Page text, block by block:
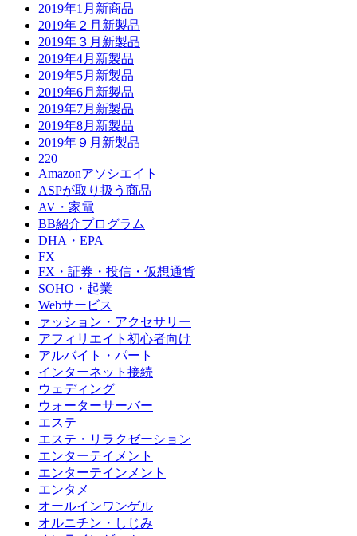
2019年1月新商品
2019年２月新製品
2019年３月新製品
2019年4月新製品
2019年5月新製品
2019年6月新製品
2019年7月新製品
2019年8月新製品
2019年９月新製品
220
Amazonアソシエイト
ASPが取り扱う商品
AV・家電
BB紹介プログラム
DHA・EPA
FX
FX・証券・投信・仮想通貨
SOHO・起業
Webサービス
ァッション・アクセサリー
アフィリエイト初心者向け
アルバイト・パート
インターネット接続
ウェディング
ウォーターサーバー
エステ
エステ・リラクゼーション
エンターテイメント
エンターテインメント
エンタメ
オールインワンゲル
オルニチン・しじみ